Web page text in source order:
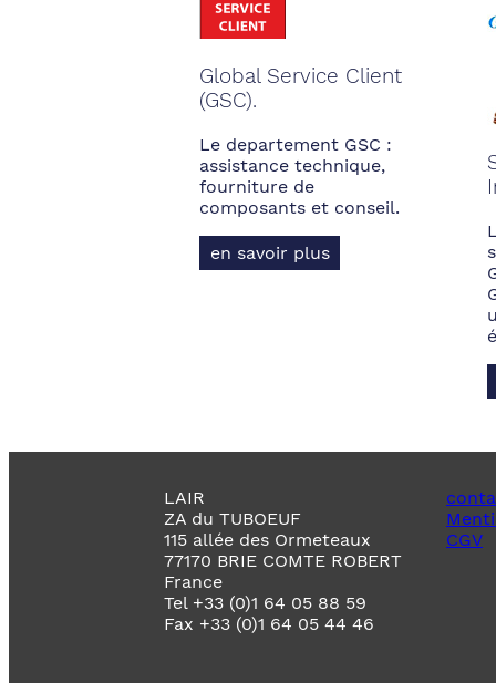
Global Service Client
(GSC).
Le departement GSC :
assistance technique,
fourniture de
composants et conseil.
en savoir plus
LAIR
ZA du TUBOEUF
115 allée des Ormeteaux
77170 BRIE COMTE ROBERT
France
Tel +33 (0)1 64 05 88 59
Fax +33 (0)1 64 05 44 46
CGV